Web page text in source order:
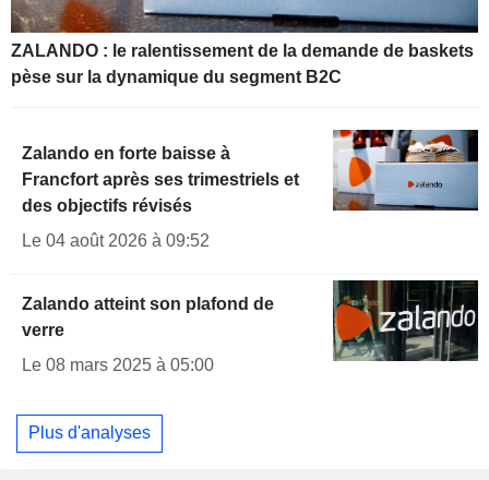
ZALANDO : le ralentissement de la demande de baskets
pèse sur la dynamique du segment B2C
Zalando en forte baisse à
Francfort après ses trimestriels et
des objectifs révisés
Le 04 août 2026 à 09:52
Zalando atteint son plafond de
verre
Le 08 mars 2025 à 05:00
Plus d'analyses